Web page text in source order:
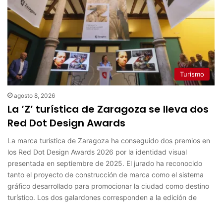
Turismo
agosto 8, 2026
La ‘Z’ turística de Zaragoza se lleva dos
Red Dot Design Awards
La marca turística de Zaragoza ha conseguido dos premios en
los Red Dot Design Awards 2026 por la identidad visual
presentada en septiembre de 2025. El jurado ha reconocido
tanto el proyecto de construcción de marca como el sistema
gráfico desarrollado para promocionar la ciudad como destino
turístico. Los dos galardones corresponden a la edición de